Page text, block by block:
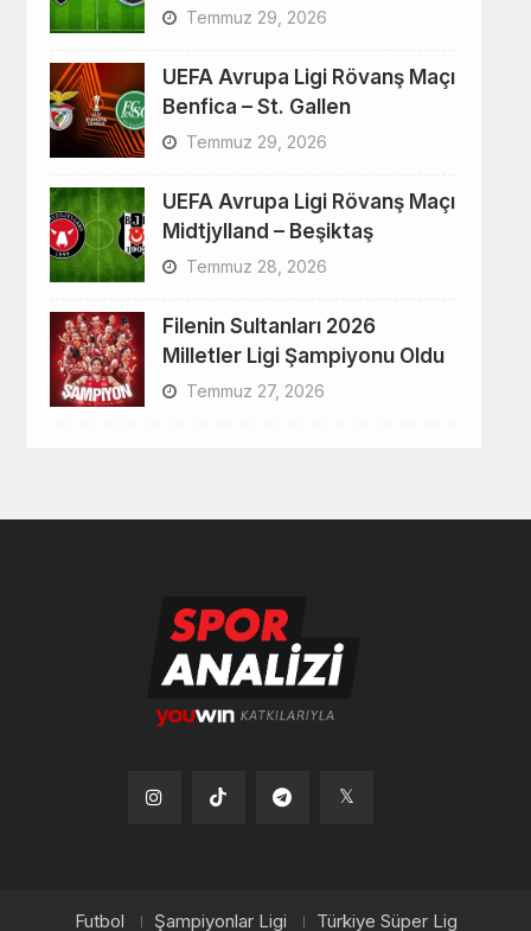
Temmuz 29, 2026
UEFA Avrupa Ligi Rövanş Maçı
Benfica – St. Gallen
Temmuz 29, 2026
UEFA Avrupa Ligi Rövanş Maçı
Midtjylland – Beşiktaş
Temmuz 28, 2026
Filenin Sultanları 2026
Milletler Ligi Şampiyonu Oldu
Temmuz 27, 2026
Tiktok
Futbol Şampiyonlar Ligi Türkiye Süper Lig